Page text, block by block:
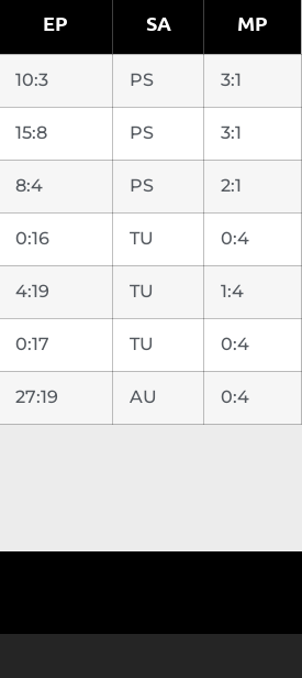
EP SA MP
10:3 PS 3:1
15:8 PS 3:1
8:4 PS 2:1
0:16 TU 0:4
4:19 TU 1:4
0:17 TU 0:4
27:19 AU 0:4